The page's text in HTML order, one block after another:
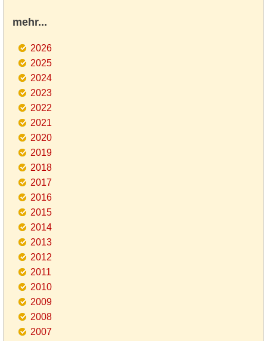
mehr...
2026
2025
2024
2023
2022
2021
2020
2019
2018
2017
2016
2015
2014
2013
2012
2011
2010
2009
2008
2007